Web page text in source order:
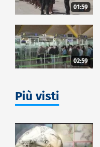
01:59
02:59
Più visti